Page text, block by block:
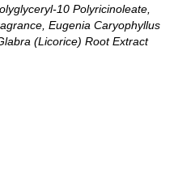
10 Polyricinoleate,
Eugenia Caryophyllus
(Licorice) Root Extract